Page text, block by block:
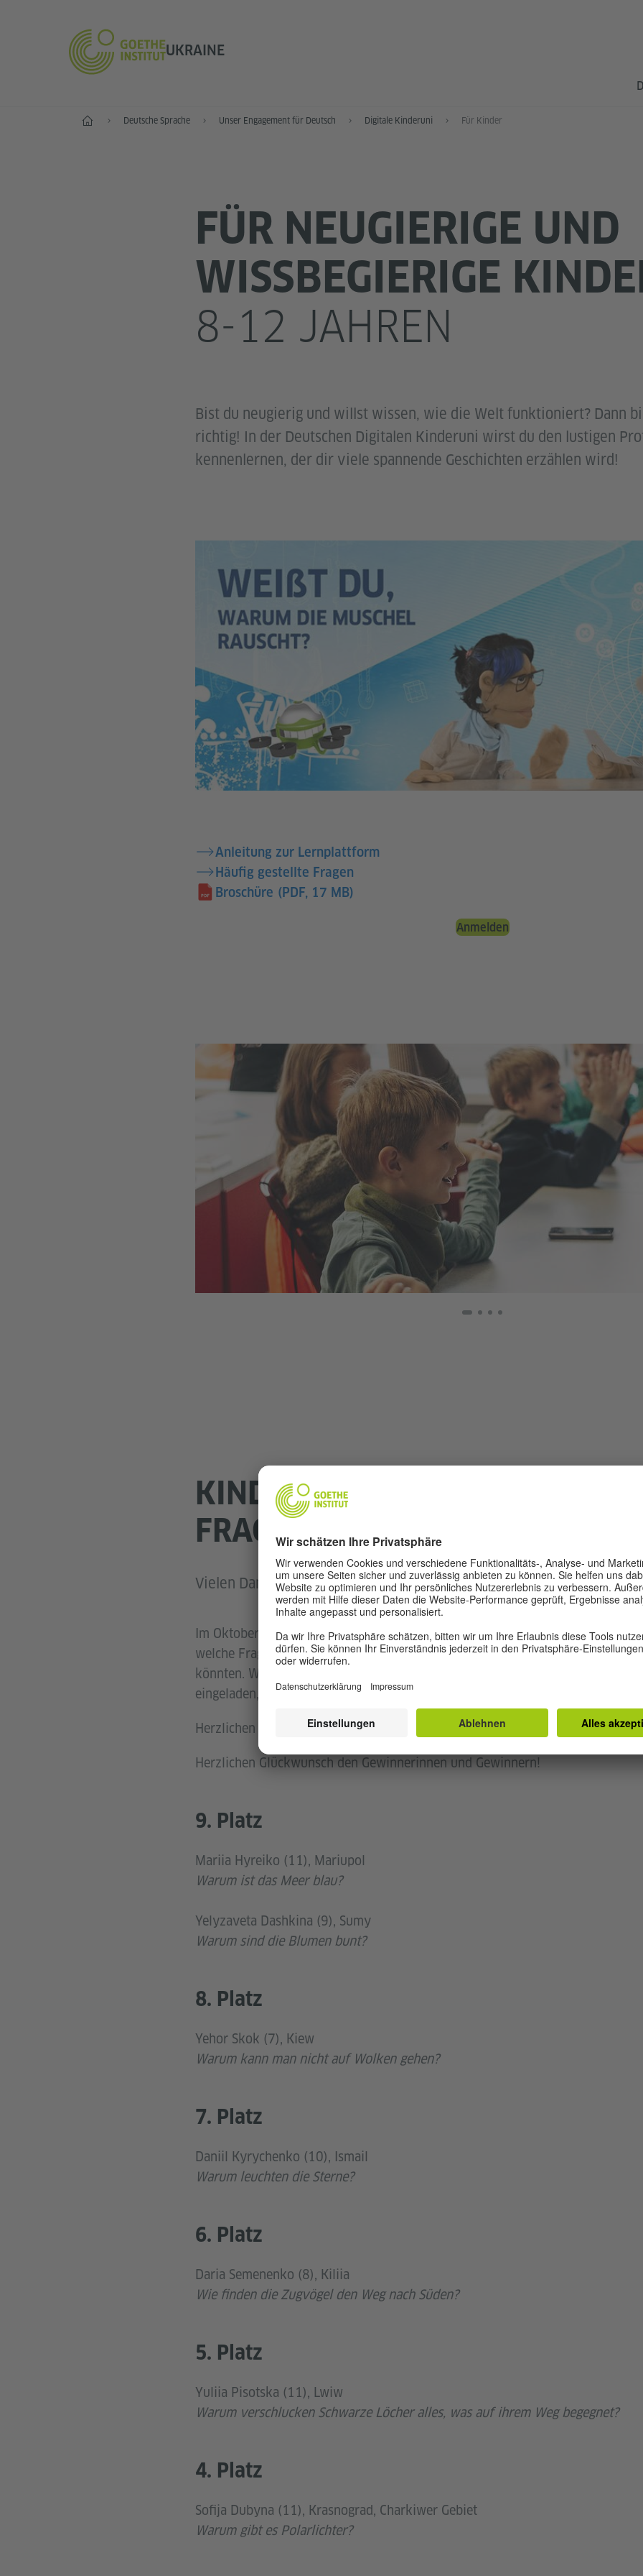
UKRAINE
Start Deutsche Sprache Unser Engagement für Deutsch Digitale Kinderuni Für Kinder
FÜR NEUGIERIGE UND
WISSBEGIERIGE
8-12 JAHREN
Bist du neugierig und willst wissen, wie die Welt funktioniert? Dann
richtig! In der Deutschen Digitalen Kinderuni wirst du den lustigen
kennenlernen, der dir viele spannende Geschichten erzählen wird!
Anleitung zur Lernplattform
Häufig gestellte Fragen
Broschüre (PDF, 17 MB)
Anmelden
KINDERUNI-WETTBEWERB
FRAGEN
Vielen Dank für eure Teilnahme!
Im Oktober wurde der Kinderuni-Wettbewerb der 1000 Fragen durchgeführt.
welche Fragen du dir stellst, damit wir sie in unserer Deutschen digitalen
könnten. Wir haben daher alle Schülerinnen und Schüler im Alter von 8 bis
eingeladen, beim Kinderuni-Wettbewerb mitzumachen!
Herzlichen Dank für eure tollen Beiträge. Die Gewinnerinnen und Gewinner
Herzlichen Glückwunsch den Gewinnerinnen und Gewinnern!
9. Platz
Mariia Hyreiko (11), Mariupol
Warum ist das Meer blau?
Yelyzaveta Dashkina (9), Sumy
Warum sind die Blumen bunt?
8. Platz
Yehor Skok (7), Kiew
Warum kann man nicht auf Wolken gehen?
7. Platz
Daniil Kyrychenko (10), Ismail
Warum leuchten die Sterne?
6. Platz
Daria Semenenko (8), Kiliia
Wie finden die Zugvögel den Weg nach Süden?
5. Platz
Yuliia Pisotska (11), Lwiw
Warum verschlucken Schwarze Löcher alles, was auf ihrem Weg begegnet?
4. Platz
Sofija Dubyna (11), Krasnograd, Charkiwer Gebiet
Warum gibt es Polarlichter?